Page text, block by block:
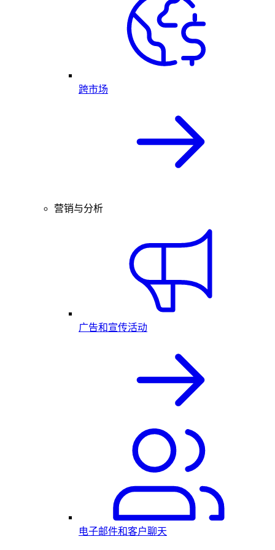
跨市场
营销与分析
广告和宣传活动
电子邮件和客户聊天